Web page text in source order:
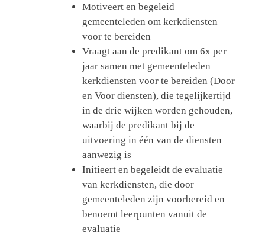
Motiveert en begeleid
gemeenteleden om kerkdiensten
voor te bereiden
Vraagt aan de predikant om 6x per
jaar samen met gemeenteleden
kerkdiensten voor te bereiden (Door
en Voor diensten), die tegelijkertijd
in de drie wijken worden gehouden,
waarbij de predikant bij de
uitvoering in één van de diensten
aanwezig is
Initieert en begeleidt de evaluatie
van kerkdiensten, die door
gemeenteleden zijn voorbereid en
benoemt leerpunten vanuit de
evaluatie